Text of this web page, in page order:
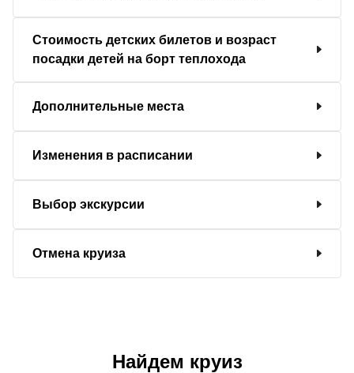
Стоимость детских билетов и возраст
посадки детей на борт теплохода
Дополнительные места
Изменения в расписании
Выбор экскурсии
Отмена круиза
Найдем круиз